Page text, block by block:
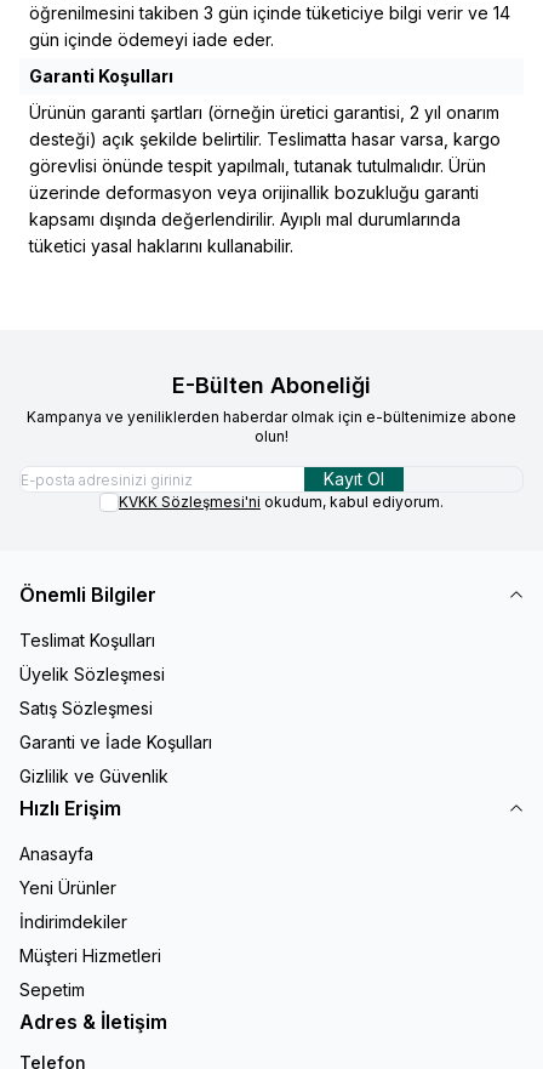
öğrenilmesini takiben 3 gün içinde tüketiciye bilgi verir ve 14
gün içinde ödemeyi iade eder.
Garanti Koşulları
Ürünün garanti şartları (örneğin üretici garantisi, 2 yıl onarım
desteği) açık şekilde belirtilir. Teslimatta hasar varsa, kargo
görevlisi önünde tespit yapılmalı, tutanak tutulmalıdır. Ürün
üzerinde deformasyon veya orijinallik bozukluğu garanti
kapsamı dışında değerlendirilir. Ayıplı mal durumlarında
tüketici yasal haklarını kullanabilir.
E-Bülten Aboneliği
Kampanya ve yeniliklerden haberdar olmak için e-bültenimize abone
olun!
Kayıt Ol
KVKK Sözleşmesi'ni okudum, kabul ediyorum.
Önemli Bilgiler
Teslimat Koşulları
Üyelik Sözleşmesi
Satış Sözleşmesi
Garanti ve İade Koşulları
Gizlilik ve Güvenlik
Hızlı Erişim
Anasayfa
Yeni Ürünler
İndirimdekiler
Müşteri Hizmetleri
Sepetim
Adres & İletişim
Telefon